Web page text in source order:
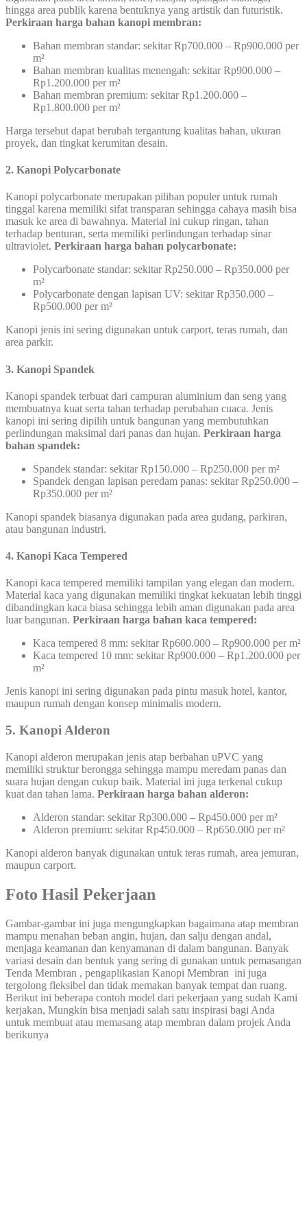
hingga area publik karena bentuknya yang artistik dan futuristik.
Perkiraan harga bahan kanopi membran:
Bahan membran standar: sekitar Rp700.000 – Rp900.000 per
m²
Bahan membran kualitas menengah: sekitar Rp900.000 –
Rp1.200.000 per m²
Bahan membran premium: sekitar Rp1.200.000 –
Rp1.800.000 per m²
Harga tersebut dapat berubah tergantung kualitas bahan, ukuran
proyek, dan tingkat kerumitan desain.
2. Kanopi Polycarbonate
Kanopi polycarbonate merupakan pilihan populer untuk rumah
tinggal karena memiliki sifat transparan sehingga cahaya masih bisa
masuk ke area di bawahnya. Material ini cukup ringan, tahan
terhadap benturan, serta memiliki perlindungan terhadap sinar
ultraviolet. Perkiraan harga bahan polycarbonate:
Polycarbonate standar: sekitar Rp250.000 – Rp350.000 per
m²
Polycarbonate dengan lapisan UV: sekitar Rp350.000 –
Rp500.000 per m²
Kanopi jenis ini sering digunakan untuk carport, teras rumah, dan
area parkir.
3. Kanopi Spandek
Kanopi spandek terbuat dari campuran aluminium dan seng yang
membuatnya kuat serta tahan terhadap perubahan cuaca. Jenis
kanopi ini sering dipilih untuk bangunan yang membutuhkan
perlindungan maksimal dari panas dan hujan. Perkiraan harga
bahan spandek:
Spandek standar: sekitar Rp150.000 – Rp250.000 per m²
Spandek dengan lapisan peredam panas: sekitar Rp250.000 –
Rp350.000 per m²
Kanopi spandek biasanya digunakan pada area gudang, parkiran,
atau bangunan industri.
4. Kanopi Kaca Tempered
Kanopi kaca tempered memiliki tampilan yang elegan dan modern.
Material kaca yang digunakan memiliki tingkat kekuatan lebih tinggi
dibandingkan kaca biasa sehingga lebih aman digunakan pada area
luar bangunan. Perkiraan harga bahan kaca tempered:
Kaca tempered 8 mm: sekitar Rp600.000 – Rp900.000 per m²
Kaca tempered 10 mm: sekitar Rp900.000 – Rp1.200.000 per
m²
Jenis kanopi ini sering digunakan pada pintu masuk hotel, kantor,
maupun rumah dengan konsep minimalis modern.
5. Kanopi Alderon
Kanopi alderon merupakan jenis atap berbahan uPVC yang
memiliki struktur berongga sehingga mampu meredam panas dan
suara hujan dengan cukup baik. Material ini juga terkenal cukup
kuat dan tahan lama. Perkiraan harga bahan alderon:
Alderon standar: sekitar Rp300.000 – Rp450.000 per m²
Alderon premium: sekitar Rp450.000 – Rp650.000 per m²
Kanopi alderon banyak digunakan untuk teras rumah, area jemuran,
maupun carport.
Foto Hasil Pekerjaan
Gambar-gambar ini juga mengungkapkan bagaimana atap membran
mampu menahan beban angin, hujan, dan salju dengan andal,
menjaga keamanan dan kenyamanan di dalam bangunan. Banyak
variasi desain dan bentuk yang sering di gunakan untuk pemasangan
Tenda Membran , pengaplikasian Kanopi Membran ini juga
tergolong fleksibel dan tidak memakan banyak tempat dan ruang.
Berikut ini beberapa contoh model dari pekerjaan yang sudah Kami
kerjakan, Mungkin bisa menjadi salah satu inspirasi bagi Anda
untuk membuat atau memasang atap membran dalam projek Anda
berikunya